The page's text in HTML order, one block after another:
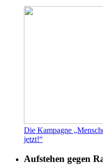
Die Kampagne
jetzt!“
Aufstehen gegen